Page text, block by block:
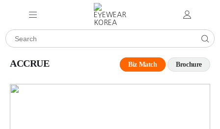
ACCRUE Biz Match Brochure